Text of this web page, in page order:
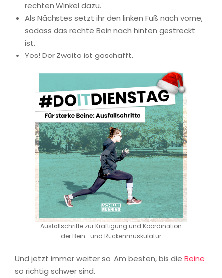
rechten Winkel dazu.
Als Nächstes setzt ihr den linken Fuß nach vorne,
sodass das rechte Bein nach hinten gestreckt
ist.
Yes! Der Zweite ist geschafft.
Ausfallschritte zur Kräftigung und Koordination
der Bein- und Rückenmuskulatur
Und jetzt immer weiter so. Am besten, bis die Beine
so richtig schwer sind.